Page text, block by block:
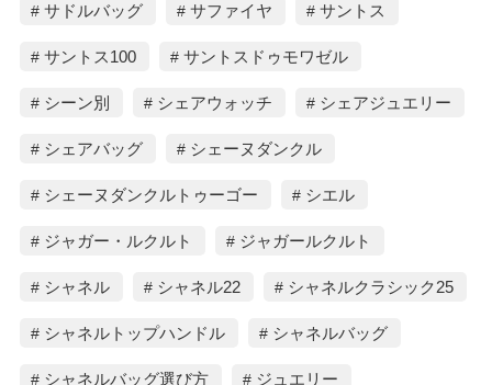
サドルバッグ サファイヤ サントス
サントス100 サントスドゥモワゼル
シーン別 シェアウォッチ シェアジュエリー
シェアバッグ シェーヌダンクル
シェーヌダンクルトゥーゴー シエル
ジャガー・ルクルト ジャガールクルト
シャネル シャネル22 シャネルクラシック25
シャネルトップハンドル シャネルバッグ
シャネルバッグ選び方 ジュエリー